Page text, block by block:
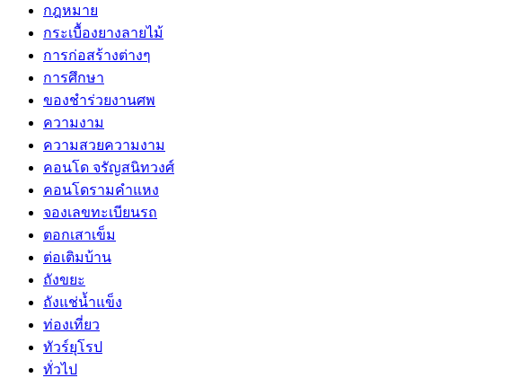
กฎหมาย
กระเบื้องยางลายไม้
การก่อสร้างต่างๆ
การศึกษา
ของชำร่วยงานศพ
ความงาม
ความสวยความงาม
คอนโด จรัญสนิทวงศ์
คอนโดรามคำแหง
จองเลขทะเบียนรถ
ตอกเสาเข็ม
ต่อเติมบ้าน
ถังขยะ
ถังแช่น้ำแข็ง
ท่องเที่ยว
ทัวร์ยุโรป
ทั่วไป